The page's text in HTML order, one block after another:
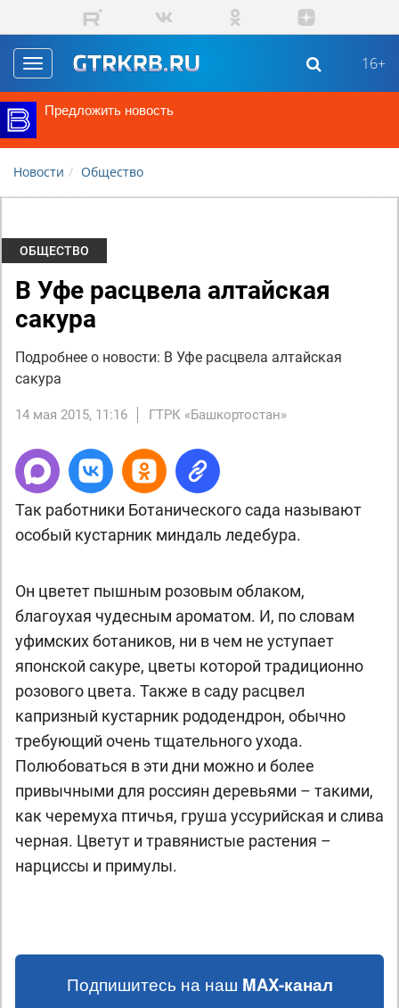
Перейти к основному содержанию
Toggle
navigation
16+
Предложить новость
Новости Общество
ОБЩЕСТВО
В Уфе расцвела алтайская
сакура
Подробнее о новости: В Уфе расцвела алтайская
сакура
14 мая 2015, 11:16 ГТРК «Башкортостан»
Так работники Ботанического сада называют
особый кустарник миндаль ледебура.
Он цветет пышным розовым облаком,
благоухая чудесным ароматом. И, по словам
уфимских ботаников, ни в чем не уступает
японской сакуре, цветы которой традиционно
розового цвета. Также в саду расцвел
капризный кустарник рододендрон, обычно
требующий очень тщательного ухода.
Полюбоваться в эти дни можно и более
привычными для россиян деревьями – такими,
как черемуха птичья, груша уссурийская и слива
черная. Цветут и травянистые растения –
нарциссы и примулы.
Подпишитесь на наш MAX-канал